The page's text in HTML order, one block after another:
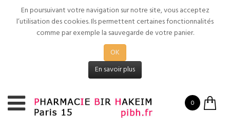
En poursuivant votre navigation sur notre site, vous acceptez
l’utilisation des cookies. Ils permettent certaines fonctionnalités
comme par exemple la sauvegarde de votre panier.
OK
En savoir plus
0